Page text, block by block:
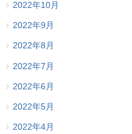
2022年10月
2022年9月
2022年8月
2022年7月
2022年6月
2022年5月
2022年4月